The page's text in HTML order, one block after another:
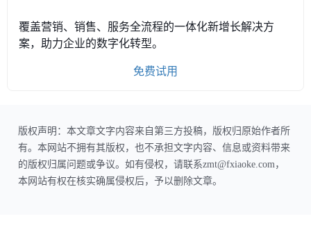
覆盖营销、销售、服务全流程的一体化新增长解决方
案，助力企业的数字化转型。
免费试用
版权声明：本文章文字内容来自第三方投稿，版权归原始作者所
有。本网站不拥有其版权，也不承担文字内容、信息或资料带来
的版权归属问题或争议。如有侵权，请联系zmt@fxiaoke.com，
本网站有权在核实确属侵权后，予以删除文章。